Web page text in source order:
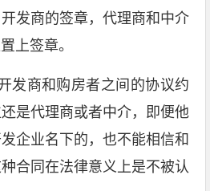
发商的签章，代理商和中介
上签章。
发商和购房者之间的协议约
是代理商或者中介，即便他
企业名下的，也不能相信和
合同在法律意义上是不被认